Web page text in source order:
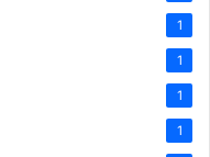
1
1
1
1